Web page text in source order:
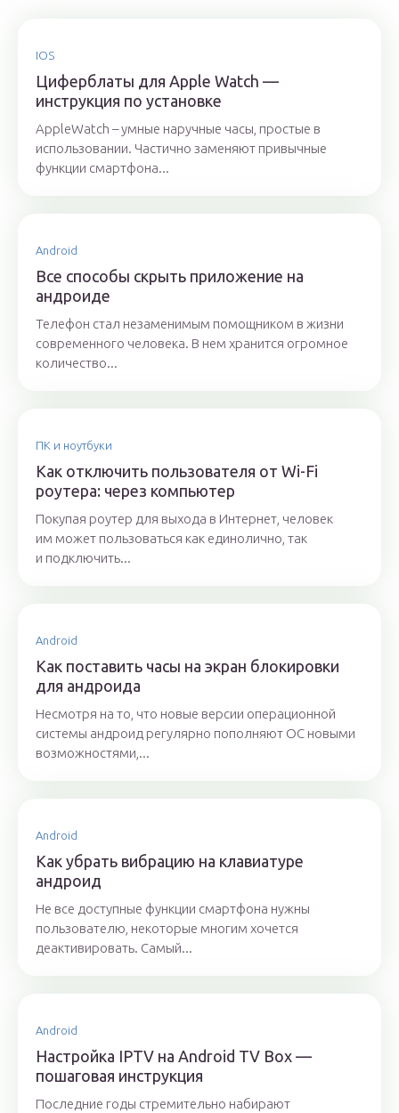
IOS
Циферблаты для Apple Watch —
инструкция по установке
AppleWatch – умные наручные часы, простые в
использовании. Частично заменяют привычные
функции смартфона...
Android
Все способы скрыть приложение на
андроиде
Телефон стал незаменимым помощником в жизни
современного человека. В нем хранится огромное
количество...
ПК и ноутбуки
Как отключить пользователя от Wi-Fi
роутера: через компьютер
Покупая роутер для выхода в Интернет, человек
им может пользоваться как единолично, так
и подключить...
Android
Как поставить часы на экран блокировки
для андроида
Несмотря на то, что новые версии операционной
системы андроид регулярно пополняют ОС новыми
возможностями,...
Android
Как убрать вибрацию на клавиатуре
андроид
Не все доступные функции смартфона нужны
пользователю, некоторые многим хочется
деактивировать. Самый...
Android
Настройка IPTV на Android TV Box —
пошаговая инструкция
Последние годы стремительно набирают